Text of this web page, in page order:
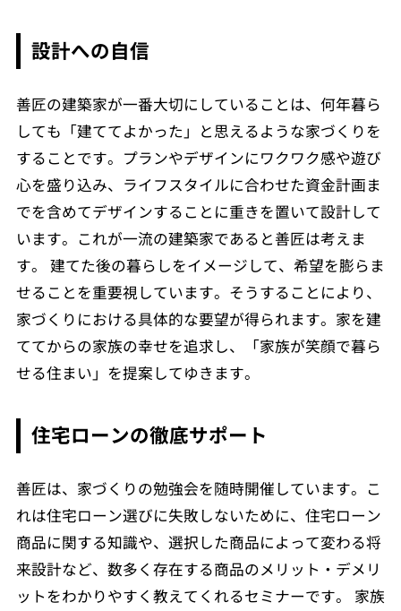
設計への自信
善匠の建築家が一番大切にしていることは、何年暮ら
しても「建ててよかった」と思えるような家づくりを
することです。プランやデザインにワクワク感や遊び
心を盛り込み、ライフスタイルに合わせた資金計画ま
でを含めてデザインすることに重きを置いて設計して
います。これが一流の建築家であると善匠は考えま
す。 建てた後の暮らしをイメージして、希望を膨らま
せることを重要視しています。そうすることにより、
家づくりにおける具体的な要望が得られます。家を建
ててからの家族の幸せを追求し、「家族が笑顔で暮ら
せる住まい」を提案してゆきます。
住宅ローンの徹底サポート
善匠は、家づくりの勉強会を随時開催しています。こ
れは住宅ローン選びに失敗しないために、住宅ローン
商品に関する知識や、選択した商品によって変わる将
来設計など、数多く存在する商品のメリット・デメリ
ットをわかりやすく教えてくれるセミナーです。 家族